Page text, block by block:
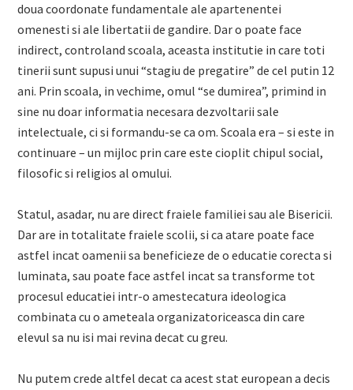
doua coordonate fundamentale ale apartenentei
omenesti si ale libertatii de gandire. Dar o poate face
indirect, controland scoala, aceasta institutie in care toti
tinerii sunt supusi unui “stagiu de pregatire” de cel putin 12
ani. Prin scoala, in vechime, omul “se dumirea”, primind in
sine nu doar informatia necesara dezvoltarii sale
intelectuale, ci si formandu-se ca om. Scoala era – si este in
continuare – un mijloc prin care este cioplit chipul social,
filosofic si religios al omului.
Statul, asadar, nu are direct fraiele familiei sau ale Bisericii.
Dar are in totalitate fraiele scolii, si ca atare poate face
astfel incat oamenii sa beneficieze de o educatie corecta si
luminata, sau poate face astfel incat sa transforme tot
procesul educatiei intr-o amestecatura ideologica
combinata cu o ameteala organizatoriceasca din care
elevul sa nu isi mai revina decat cu greu.
Nu putem crede altfel decat ca acest stat european a decis